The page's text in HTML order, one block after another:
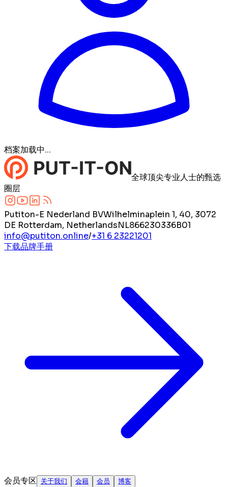
档案加载中...
全球顶尖专业人士的甄选
圈层
Putiton-E Nederland BVWilhelminaplein 1, 40, 3072
DE Rotterdam, NetherlandsNL866230336B01
info@putiton.online/+31 6 23221201
下载品牌手册
会员专区 关于我们 会籍 会员 博客